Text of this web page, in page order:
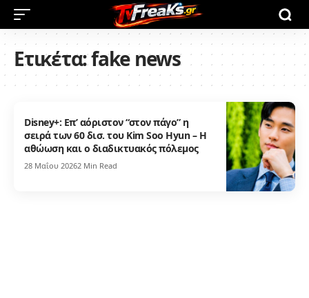
Ετικέτα:fake news
Disney+: Επ’ αόριστον “στον πάγο” η
σειρά των 60 δισ. του Kim Soo Hyun – Η
αθώωση και ο διαδικτυακός πόλεμος
28 Μαΐου 20262 Min Read